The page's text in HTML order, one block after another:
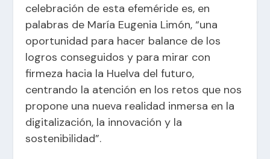
celebración de esta efeméride es, en
palabras de María Eugenia Limón, “una
oportunidad para hacer balance de los
logros conseguidos y para mirar con
firmeza hacia la Huelva del futuro,
centrando la atención en los retos que nos
propone una nueva realidad inmersa en la
digitalización, la innovación y la
sostenibilidad”.